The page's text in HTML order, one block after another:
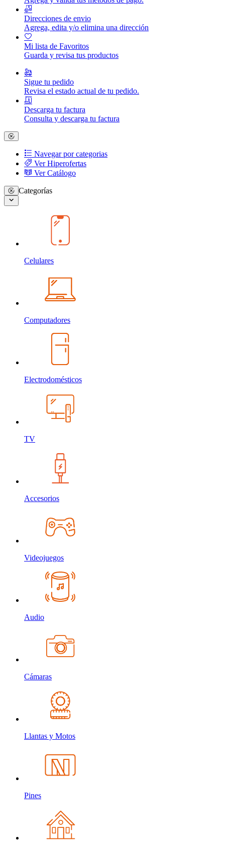
Direcciones de envio
Agrega, edita y/o elimina una dirección
Mi lista de Favoritos
Guarda y revisa tus productos
Sigue tu pedido
Revisa el estado actual de tu pedido.
Descarga tu factura
Consulta y descarga tu factura
Navegar por categorias
Ver Hiperofertas
Ver Catálogo
Categorías
Celulares
Computadores
Electrodomésticos
TV
Accesorios
Videojuegos
Audio
Cámaras
Llantas y Motos
Pines